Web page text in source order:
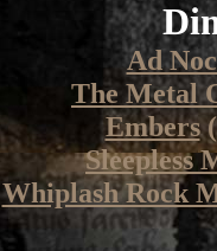
Ad
The Metal
Embers
Sleepless
Whiplash Rock